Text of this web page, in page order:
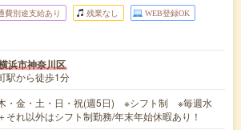
費別途支給あり 残業なし WEB登録OK
浜市神奈川区
駅から徒歩1分
・金・土・日・祝(週5日) ※シフト制 ※毎週水
それ以外はシフト制勤務/年末年始休暇あり！